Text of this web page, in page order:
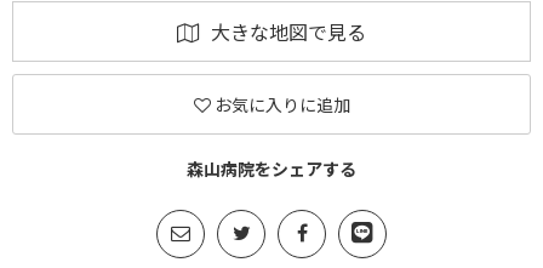
大きな地図で見る
お気に入りに追加
森山病院をシェアする